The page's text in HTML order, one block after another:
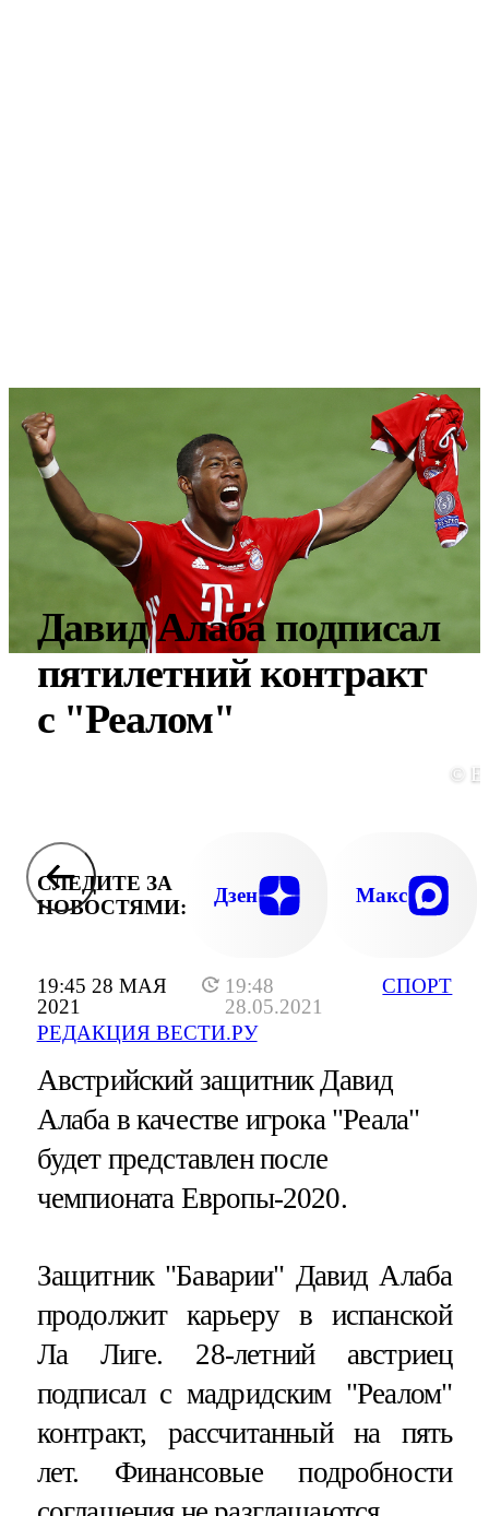
19:45 28 МАЯ
2021
19:48
28.05.2021
РЕДАКЦИЯ ВЕСТИ.РУ
СПОРТ
Давид Алаба подписал
пятилетний контракт
с "Реалом"
©
СЛЕДИТЕ ЗА
НОВОСТЯМИ:
Дзен Макс
Австрийский защитник Давид
Алаба в качестве игрока "Реала"
будет представлен после
чемпионата Европы-2020.
Защитник "Баварии" Давид Алаба
продолжит карьеру в испанской
Ла Лиге. 28-летний австриец
подписал с мадридским "Реалом"
контракт, рассчитанный на пять
лет. Финансовые подробности